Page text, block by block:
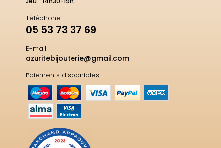
Téléphone
05 53 73 37 69
E-mail
azuritebijouterie@gmail.com
Paiements disponibles :